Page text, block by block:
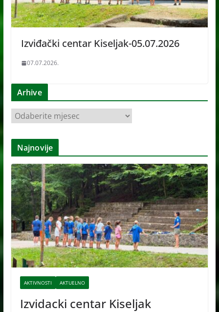
Izviđački centar Kiseljak-05.07.2026
07.07.2026.
Arhive
r
h
v
e
Najnovije
AKTIVNOSTI AKTUELNO
Izvidacki centar Kiseljak